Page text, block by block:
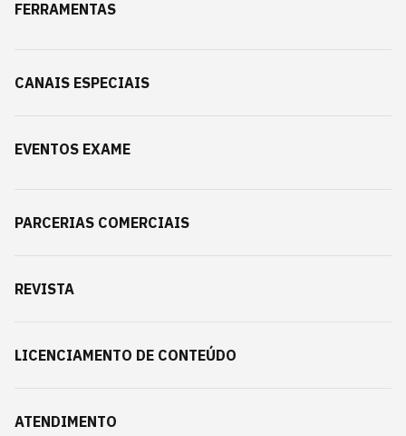
FERRAMENTAS
CANAIS ESPECIAIS
EVENTOS EXAME
PARCERIAS COMERCIAIS
REVISTA
LICENCIAMENTO DE CONTEÚDO
ATENDIMENTO